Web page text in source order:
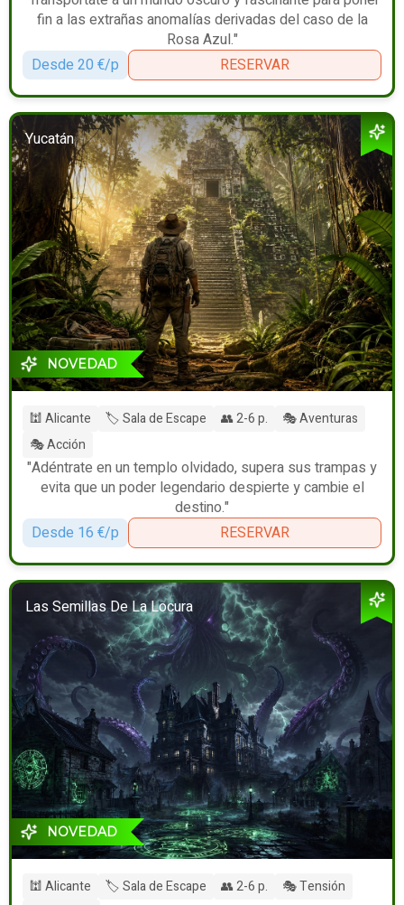
fin a las extrañas anomalías derivadas del caso de la
Rosa Azul."
Desde 20 €/p
RESERVAR
Yucatán
NOVEDAD
🕍 Alicante 🏷️ Sala de Escape 👥 2-6 p.
🎭 Aventuras
🎭 Acción
"Adéntrate en un templo olvidado, supera sus trampas y
evita que un poder legendario despierte y cambie el
destino."
Desde 16 €/p
RESERVAR
Las Semillas De La Locura
NOVEDAD
🕍 Alicante 🏷️ Sala de Escape 👥 2-6 p.
🎭 Tensión